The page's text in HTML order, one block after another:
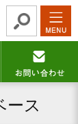
資料請求
ース